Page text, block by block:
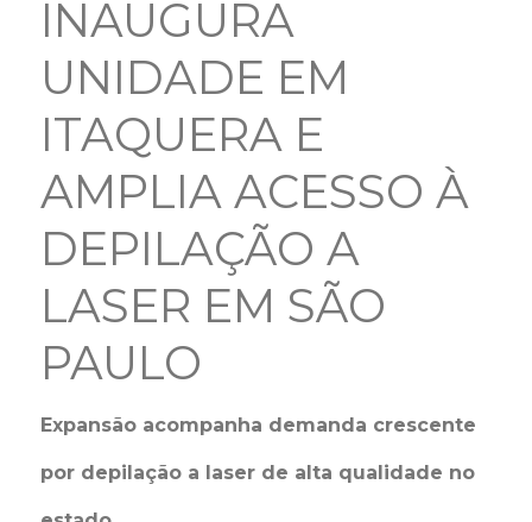
INAUGURA
UNIDADE EM
ITAQUERA E
AMPLIA ACESSO À
DEPILAÇÃO A
LASER EM SÃO
PAULO
Expansão acompanha demanda crescente
por depilação a laser de alta qualidade no